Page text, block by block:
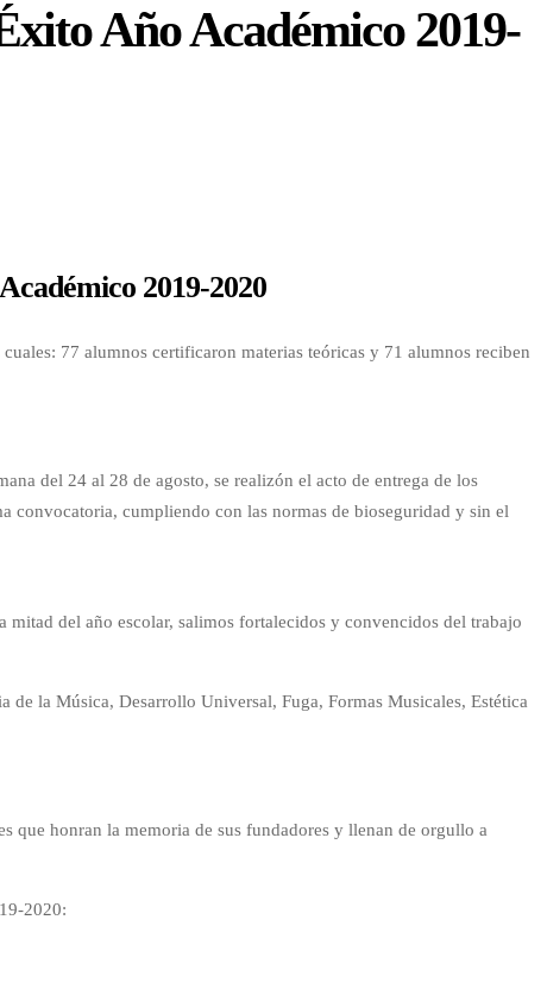
Año Académico 2019-
2019-2020
77 alumnos certificaron materias teóricas y 71 alumnos reciben
del 24 al 28 de agosto, se realizón el acto de entrega de los
convocatoria, cumpliendo con las normas de bioseguridad y sin el
mitad del año escolar, salimos fortalecidos y convencidos del trabajo
la Música, Desarrollo Universal, Fuga, Formas Musicales, Estética
que honran la memoria de sus fundadores y llenan de orgullo a
2020: